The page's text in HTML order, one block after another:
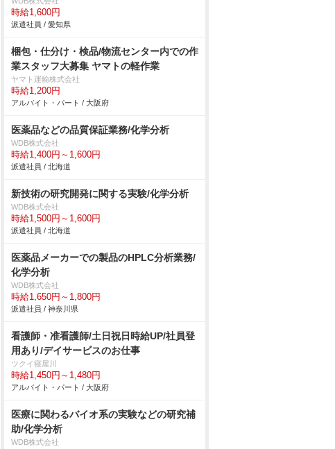
時給1,600円
派遣社員 / 愛知県
梱包・仕分け・検品/物流センター内での作
業スタッフ大募集 ヤマトの軽作業
ヤマト運輸株式会社
時給1,200円
アルバイト・パート / 大阪府
医薬品などの品質保証業務/化学分析
WDB株式会社
時給1,400円～1,600円
派遣社員 / 北海道
新技術の研究開発に関する実験/化学分析
WDB株式会社
時給1,500円～1,600円
派遣社員 / 北海道
医薬品メーカーでの製品のHPLC分析業務/
化学分析
WDB株式会社
時給1,650円～1,800円
派遣社員 / 神奈川県
看護師・准看護師/土日祝日時給UP/社員登
用あり/デイサービスのお仕事
ツクイ寝屋川
時給1,450円～1,480円
アルバイト・パート / 大阪府
医療に関わるバイオ系の実験などの研究補
助/化学分析
WDB株式会社